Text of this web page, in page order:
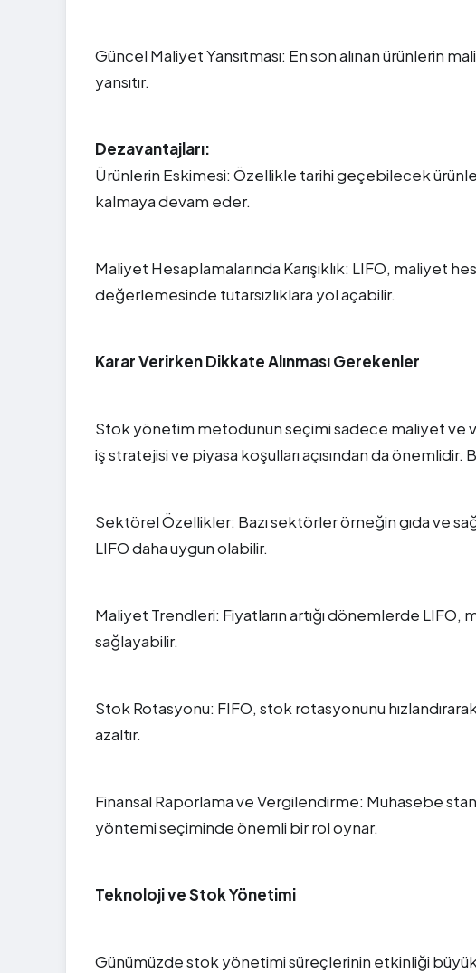
Güncel Maliyet Yansıtması: En son alınan ürünlerin
yansıtır.
Dezavantajları:
Ürünlerin Eskimesi: Özellikle tarihi geçebilecek
kalmaya devam eder.
Maliyet Hesaplamalarında Karışıklık: LIFO, maliyet
değerlemesinde tutarsızlıklara yol açabilir.
Karar Verirken Dikkate Alınması Gerekenler
Stok yönetim metodunun seçimi sadece maliyet ve
iş stratejisi ve piyasa koşulları açısından da önemlidir.
Sektörel Özellikler: Bazı sektörler örneğin gıda ve
LIFO daha uygun olabilir.
Maliyet Trendleri: Fiyatların artığı dönemlerde LIFO,
sağlayabilir.
Stok Rotasyonu: FIFO, stok rotasyonunu
azaltır.
Finansal Raporlama ve Vergilendirme: Muhasebe
yöntemi seçiminde önemli bir rol oynar.
Teknoloji ve Stok Yönetimi
Günümüzde stok yönetimi süreçlerinin etkinliği büyük